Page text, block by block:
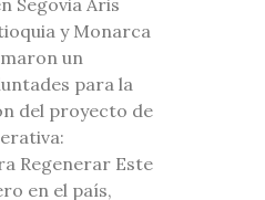
y Monarca
un
para la
del proyecto de
Regenerar Este
en el país,